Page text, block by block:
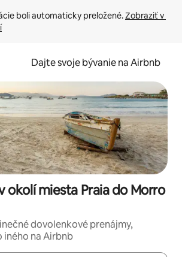
boli automaticky preložené. Zobraziť v
Dajte svoje bývanie na Airbnb
okolí miesta Praia do Morro
dovolenkové prenájmy,
iného na Airbnb